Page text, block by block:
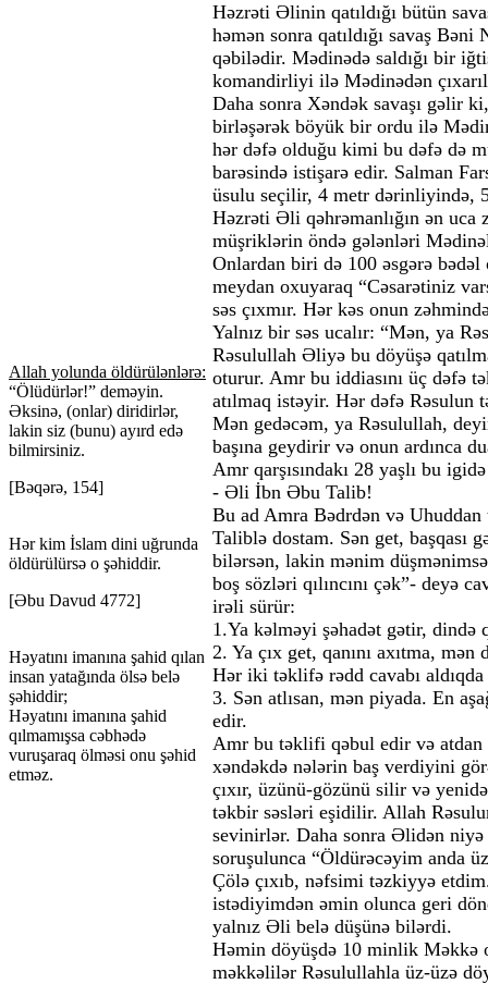
Allah yolunda öldürülənlərə:
“Ölüdürlər!” deməyin.
Əksinə, (onlar) diridirlər,
lakin siz (bunu) ayırd edə
bilmirsiniz.
[Bəqərə, 154]
Hər kim İslam dini uğrunda
öldürülürsə o şəhiddir.
[Əbu Davud 4772]
Həyatını imanına şahid qılan
insan yatağında ölsə belə
şəhiddir;
Həyatını imanına şahid
qılmamışsa cəbhədə
vuruşaraq ölməsi onu şəhid
etməz.
Həzrəti Əlinin qatıldığı bütün
həmən sonra qatıldığı savaş
qəbilədir. Mədinədə saldığı bir
komandirliyi ilə Mədinədən
Daha sonra Xəndək savaşı gəlir
birləşərək böyük bir ordu ilə
hər dəfə olduğu kimi bu dəfə də
barəsində istişarə edir. Salman
üsulu seçilir, 4 metr dərinliyində,
Həzrəti Əli qəhrəmanlığın ən
müşriklərin öndə gələnləri
Onlardan biri də 100 əsgərə
meydan oxuyaraq “Cəsarətiniz
səs çıxmır. Hər kəs onun
Yalnız bir səs ucalır: “Mən, ya
Rəsulullah Əliyə bu döyüşə
oturur. Amr bu iddiasını üç dəfə
atılmaq istəyir. Hər dəfə
Mən gedəcəm, ya Rəsulullah,
başına geydirir və onun ardınca
Amr qarşısındakı 28 yaşlı bu
- Əli İbn Əbu Talib!
Bu ad Amra Bədrdən və
Taliblə dostam. Sən get, başqası
bilərsən, lakin mənim
boş sözləri qılıncını çək”- deyə
irəli sürür:
1.Ya kəlməyi şəhadət gətir, dində
2. Ya çıx get, qanını axıtma,
Hər iki təklifə rədd cavabı
3. Sən atlısan, mən piyada. En
edir.
Amr bu təklifi qəbul edir və
xəndəkdə nələrin baş verdiyini
çıxır, üzünü-gözünü silir və
təkbir səsləri eşidilir. Allah
sevinirlər. Daha sonra Əlidən niyə
soruşulunca “Öldürəcəyim anda
Çölə çıxıb, nəfsimi təzkiyyə
istədiyimdən əmin olunca geri
yalnız Əli belə düşünə bilərdi.
Həmin döyüşdə 10 minlik Məkkə
məkkəlilər Rəsulullahla üz-üzə